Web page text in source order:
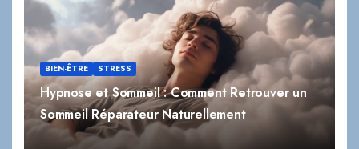
BIEN-ÊTRE STRESS
Hypnose et Sommeil : Comment Retrouver un
Sommeil Réparateur Naturellement